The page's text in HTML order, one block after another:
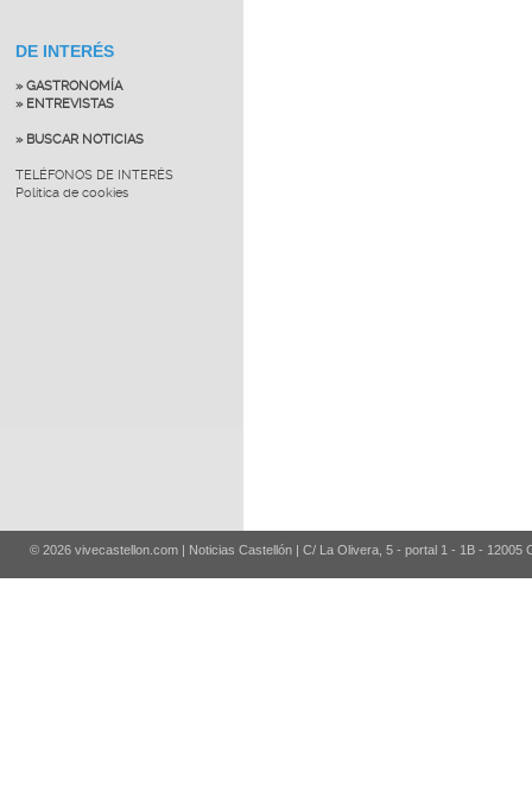
DE INTERÉS
» GASTRONOMÍA
» ENTREVISTAS
» BUSCAR NOTICIAS
TELÉFONOS DE INTERÉS
Política de cookies
© 2026 vivecastellon.com | Noticias Castellón | C/ La Olivera, 5 - portal 1 - 1B - 12005